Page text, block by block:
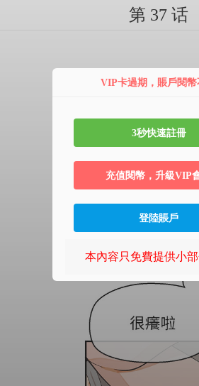
第 37 话
VIP卡過期，賬戶閱幣
3秒快速註冊
充值閱幣，升級VIP
登陸賬戶
本內容只免費提供小